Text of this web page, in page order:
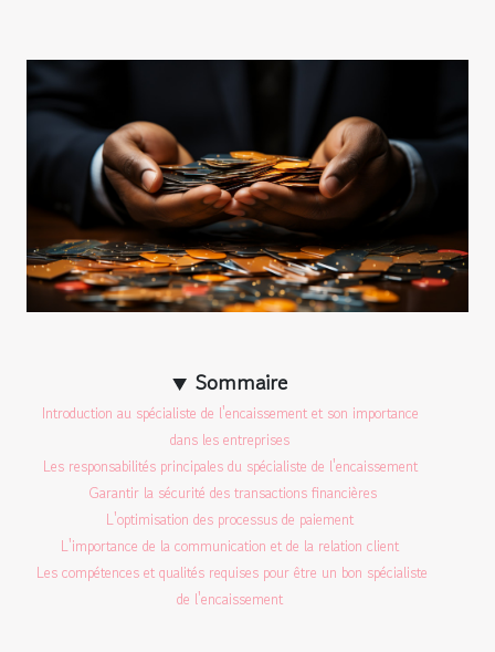
Sommaire
Introduction au spécialiste de l'encaissement et son importance
dans les entreprises
Les responsabilités principales du spécialiste de l'encaissement
Garantir la sécurité des transactions financières
L'optimisation des processus de paiement
L'importance de la communication et de la relation client
Les compétences et qualités requises pour être un bon spécialiste
de l'encaissement